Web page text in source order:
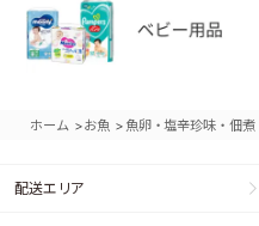
ホーム >お魚 > 魚卵・塩辛珍味・佃煮
配送エリア